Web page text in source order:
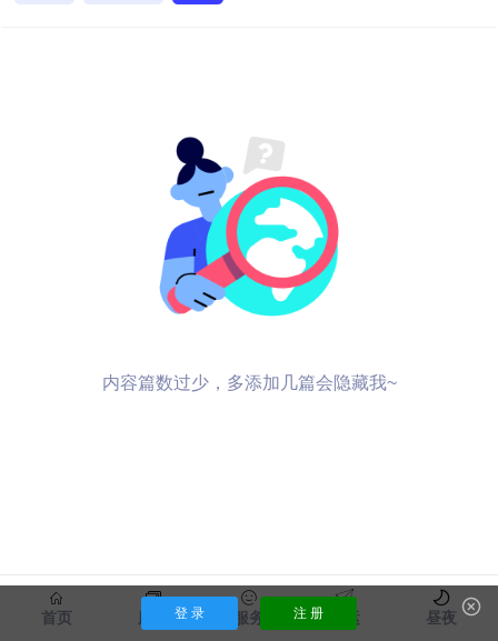
内容篇数过少，多添加几篇会隐藏我~
首页 服饰 服务 货运 昼夜
登 录 注 册